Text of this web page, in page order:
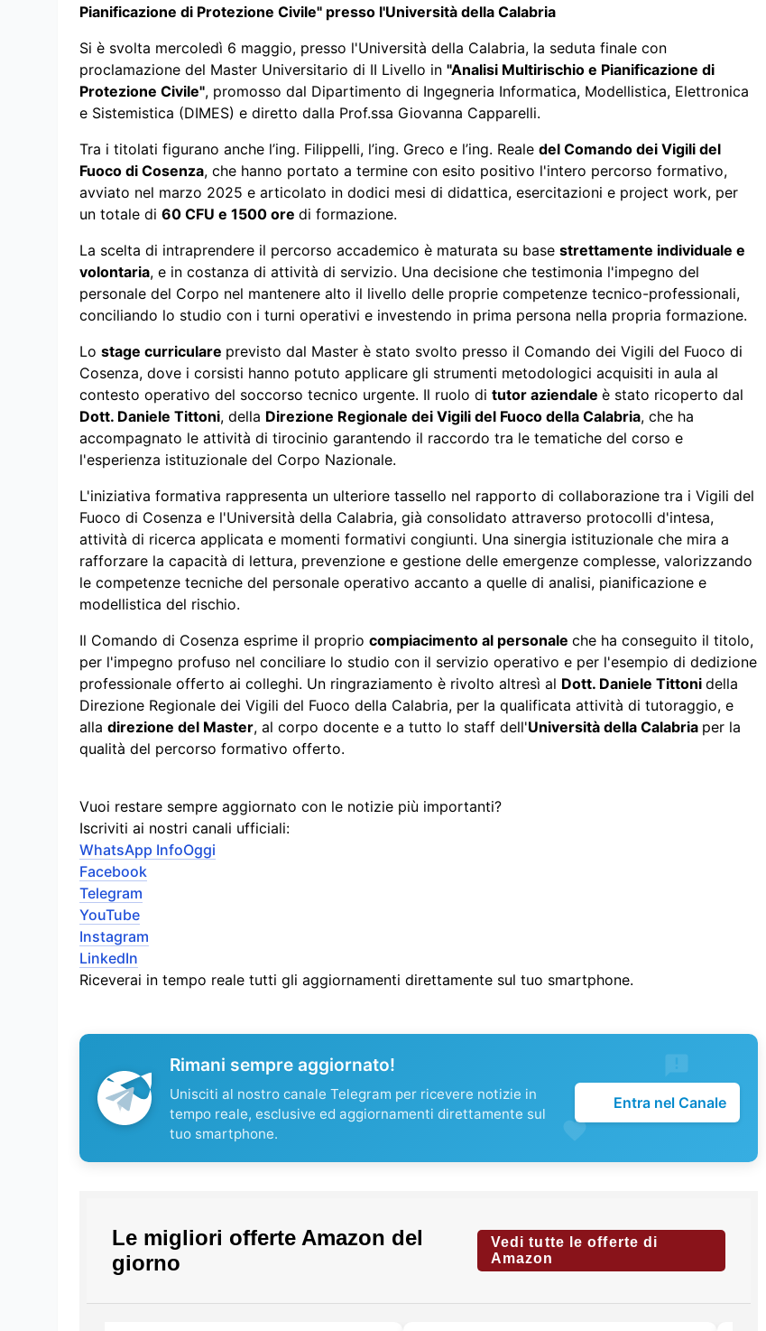
Pianificazione di Protezione Civile" presso l'Università della Calabria
Si è svolta mercoledì 6 maggio, presso l'Università della Calabria, la seduta finale con
proclamazione del Master Universitario di II Livello in "Analisi Multirischio e Pianificazione di
Protezione Civile", promosso dal Dipartimento di Ingegneria Informatica, Modellistica, Elettronica
e Sistemistica (DIMES) e diretto dalla Prof.ssa Giovanna Capparelli.
Tra i titolati figurano anche l’ing. Filippelli, l’ing. Greco e l’ing. Reale del Comando dei Vigili del
Fuoco di Cosenza, che hanno portato a termine con esito positivo l'intero percorso formativo,
avviato nel marzo 2025 e articolato in dodici mesi di didattica, esercitazioni e project work, per
un totale di 60 CFU e 1500 ore di formazione.
La scelta di intraprendere il percorso accademico è maturata su base strettamente individuale e
volontaria, e in costanza di attività di servizio. Una decisione che testimonia l'impegno del
personale del Corpo nel mantenere alto il livello delle proprie competenze tecnico-professionali,
conciliando lo studio con i turni operativi e investendo in prima persona nella propria formazione.
Lo stage curriculare previsto dal Master è stato svolto presso il Comando dei Vigili del Fuoco di
Cosenza, dove i corsisti hanno potuto applicare gli strumenti metodologici acquisiti in aula al
contesto operativo del soccorso tecnico urgente. Il ruolo di tutor aziendale è stato ricoperto dal
Dott. Daniele Tittoni, della Direzione Regionale dei Vigili del Fuoco della Calabria, che ha
accompagnato le attività di tirocinio garantendo il raccordo tra le tematiche del corso e
l'esperienza istituzionale del Corpo Nazionale.
L'iniziativa formativa rappresenta un ulteriore tassello nel rapporto di collaborazione tra i Vigili del
Fuoco di Cosenza e l'Università della Calabria, già consolidato attraverso protocolli d'intesa,
attività di ricerca applicata e momenti formativi congiunti. Una sinergia istituzionale che mira a
rafforzare la capacità di lettura, prevenzione e gestione delle emergenze complesse, valorizzando
le competenze tecniche del personale operativo accanto a quelle di analisi, pianificazione e
modellistica del rischio.
Il Comando di Cosenza esprime il proprio compiacimento al personale che ha conseguito il titolo,
per l'impegno profuso nel conciliare lo studio con il servizio operativo e per l'esempio di dedizione
professionale offerto ai colleghi. Un ringraziamento è rivolto altresì al Dott. Daniele Tittoni della
Direzione Regionale dei Vigili del Fuoco della Calabria, per la qualificata attività di tutoraggio, e
alla direzione del Master, al corpo docente e a tutto lo staff dell'Università della Calabria per la
qualità del percorso formativo offerto.
Vuoi restare sempre aggiornato con le notizie più importanti?
Iscriviti ai nostri canali ufficiali:
WhatsApp InfoOggi
Facebook
Telegram
YouTube
Instagram
LinkedIn
Riceverai in tempo reale tutti gli aggiornamenti direttamente sul tuo smartphone.
Rimani sempre aggiornato!
Unisciti al nostro canale Telegram per ricevere notizie in
tempo reale, esclusive ed aggiornamenti direttamente sul
tuo smartphone.
Entra nel Canale